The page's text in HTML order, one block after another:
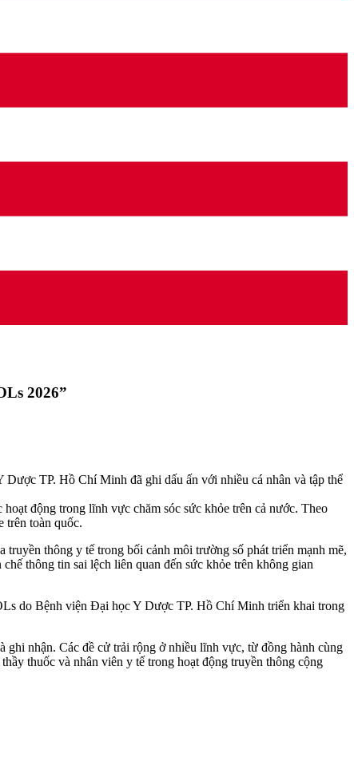
2026”
TP. Hồ Chí Minh đã ghi dấu ấn với nhiều cá nhân và tập thể
động trong lĩnh vực chăm sóc sức khỏe trên cả nước. Theo
trên toàn quốc.
thông y tế trong bối cảnh môi trường số phát triển mạnh mẽ,
thông tin sai lệch liên quan đến sức khỏe trên không gian
do Bệnh viện Đại học Y Dược TP. Hồ Chí Minh triển khai trong
nhận. Các đề cử trải rộng ở nhiều lĩnh vực, từ đồng hành cùng
thuốc và nhân viên y tế trong hoạt động truyền thông cộng